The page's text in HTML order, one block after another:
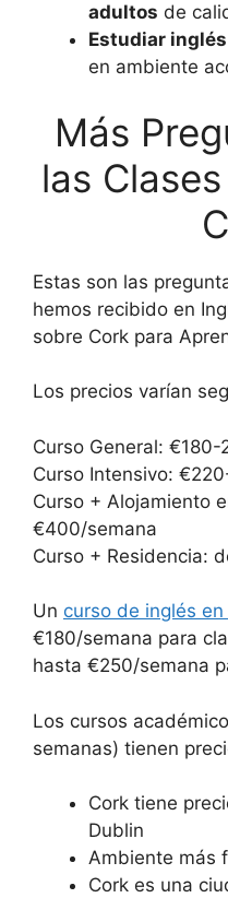
adultos de
Estudiar
en ambiente
Más
las
Estas son las
hemos recibido en
sobre Cork para
Los precios varían
Curso General: €180-
Curso Intensivo:
Curso + Alojamiento
€400/semana
Curso + Residencia:
Un curso de inglés en
€180/semana para
hasta €250/semana
Los cursos
semanas) tienen
Cork tiene
Dublin
Ambiente más
Cork es una